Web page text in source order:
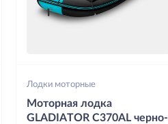
Лодки моторные
Моторная лодка
GLADIATOR C370AL черно-